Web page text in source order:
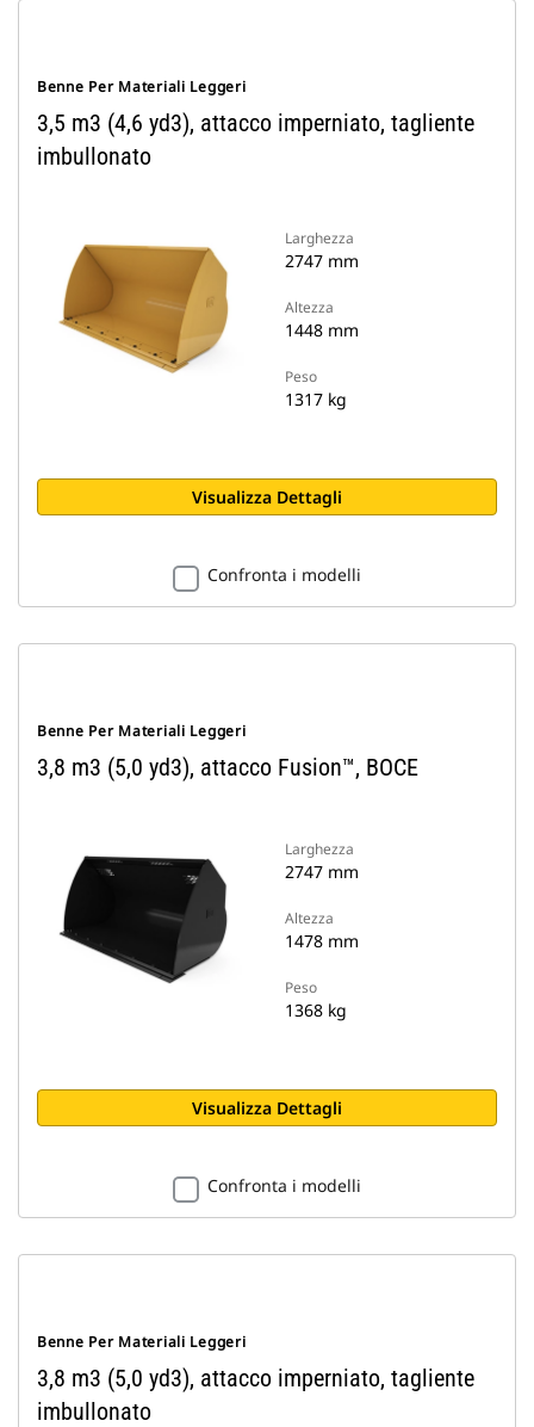
Benne Per Materiali Leggeri
3,5 m3 (4,6 yd3), attacco imperniato, tagliente
imbullonato
Larghezza
2747 mm
Altezza
1448 mm
Peso
1317 kg
Visualizza Dettagli
Confronta i modelli
Benne Per Materiali Leggeri
3,8 m3 (5,0 yd3), attacco Fusion™, BOCE
Larghezza
2747 mm
Altezza
1478 mm
Peso
1368 kg
Visualizza Dettagli
Confronta i modelli
Benne Per Materiali Leggeri
3,8 m3 (5,0 yd3), attacco imperniato, tagliente
imbullonato